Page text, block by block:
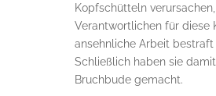
Kopfschütteln
Verantwortlichen für diese
ansehnliche Arbeit
Schließlich haben sie
Bruchbude gemacht.